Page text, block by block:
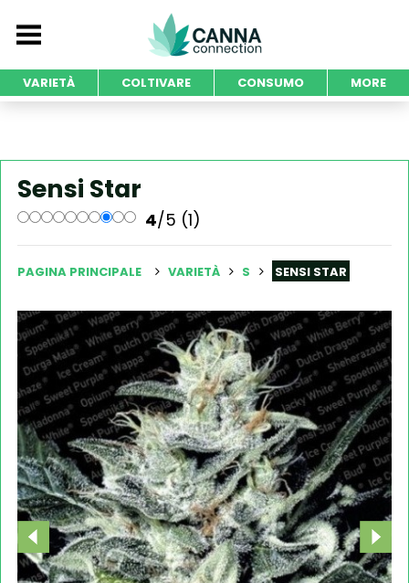
VARIETÀ COLTIVARE CONSUMO MORE
Sensi Star
4/5 (1)
PAGINA PRINCIPALE VARIETÀ S SENSI STAR